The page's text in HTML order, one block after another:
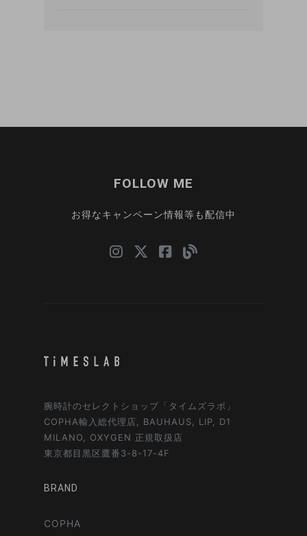
FOLLOW ME
お得なキャンペーン情報等も配信中
腕時計のセレクトショップ「タイムズラボ」
COPHA輸入総代理店, BAUHAUS, LIP, D1
MILANO, OXYGEN 正規取扱店
東京都目黒区鷹番3-8-17-4F
BRAND
COPHA